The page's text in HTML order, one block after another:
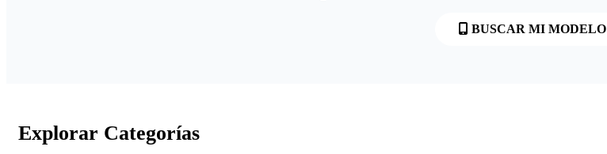
BUSCAR MI MODELO
Explorar Categorías